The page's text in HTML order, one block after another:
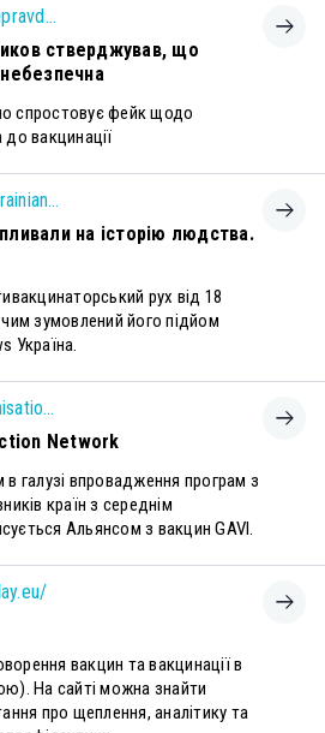
https://voxukraine.org/nepravda-illya-mechnykov-stverdzhuvav-shho-vaktsyna-nepotribna-i-nebezpechna
стверджував, що
спростовує фейк щодо
до вакцинації
https://www.bbc.com/ukrainian/features-59261156
на історію людства.
рух від 18
зумовлений його підйом
Україна.
https://www.linkedimmunisation.org/
Network
галузі впровадження програм з
країн з середнім
Альянсом з вакцин GAVI.
вакцин та вакцинації в
На сайті можна знайти
про щеплення, аналітику та